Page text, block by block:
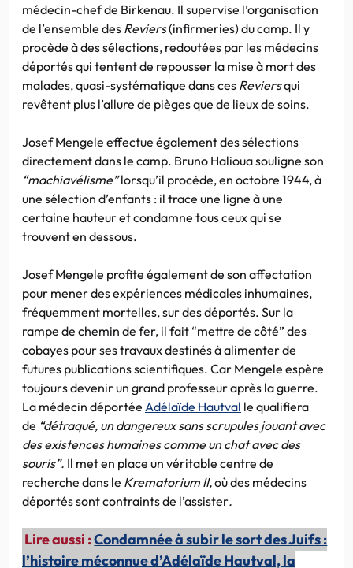
médecin-chef de Birkenau. Il supervise l’organisation
de l’ensemble des Reviers(infirmeries) du camp. Il y
procède à des sélections, redoutées par les médecins
déportés qui tentent de repousser la mise à mort des
malades, quasi-systématique dans ces Reviersqui
revêtent plus l’allure de pièges que de lieux de soins.
Josef Mengele effectue également des sélections
directement dans le camp. Bruno Halioua souligne son
“machiavélisme”lorsqu’il procède, en octobre 1944, à
une sélection d’enfants : il trace une ligne à une
certaine hauteur et condamne tous ceux qui se
trouvent en dessous.
Josef Mengele profite également de son affectation
pour mener des expériences médicales inhumaines,
fréquemment mortelles, sur des déportés. Sur la
rampe de chemin de fer, il fait “mettre de côté” des
cobayes pour ses travaux destinés à alimenter de
futures publications scientifiques. Car Mengele espère
toujours devenir un grand professeur après la guerre.
La médecin déportée Adélaïde Hautval le qualifiera
de “détraqué, un dangereux sans scrupules jouant avec
des existences humaines comme un chat avec des
souris”. Il met en place un véritable centre de
recherche dans le Krematorium II,où des médecins
déportés sont contraints de l’assister.
Lire aussi :Condamnée à subir le sort des Juifs :
l’histoire méconnue d’Adélaïde Hautval, la